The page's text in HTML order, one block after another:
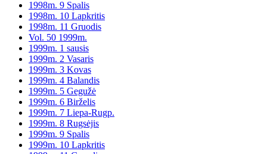
1998m. 9 Spalis
1998m. 10 Lapkritis
1998m. 11 Gruodis
Vol. 50 1999m.
1999m. 1 sausis
1999m. 2 Vasaris
1999m. 3 Kovas
1999m. 4 Balandis
1999m. 5 Gegužė
1999m. 6 Birželis
1999m. 7 Liepa-Rugp.
1999m. 8 Rugsėjis
1999m. 9 Spalis
1999m. 10 Lapkritis